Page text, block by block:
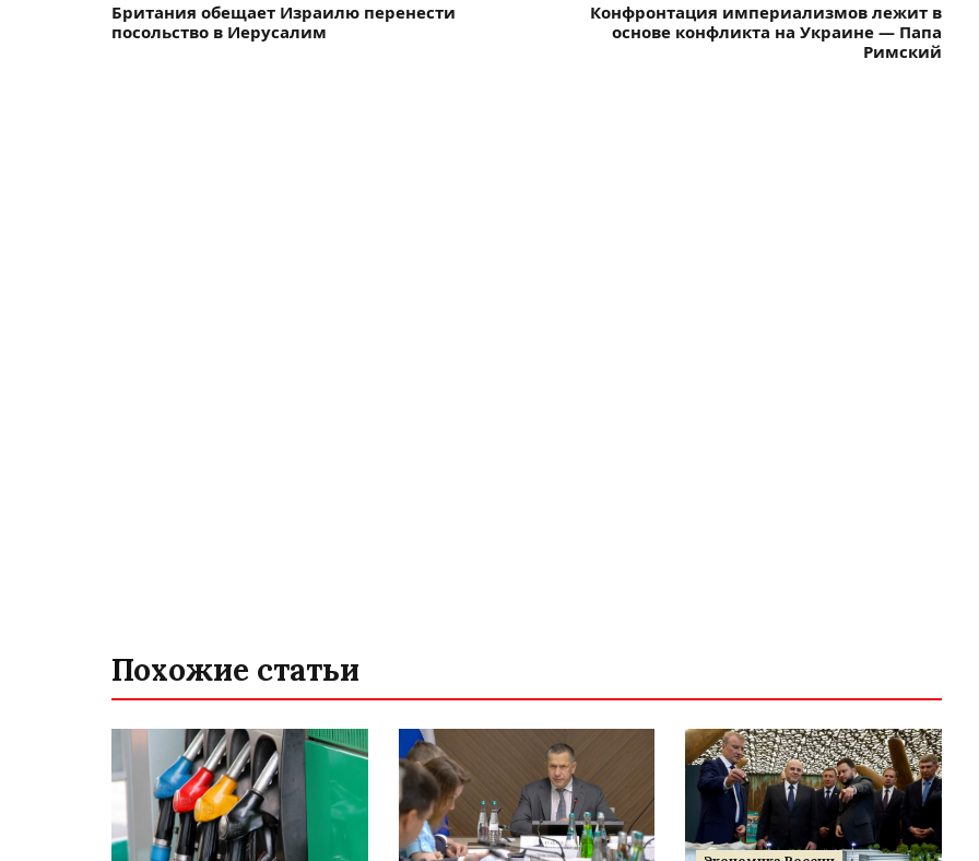
Британия обещает Израилю перенести
посольство в Иерусалим
Конфронтация империализмов лежит в
основе конфликта на Украине — Папа
Римский
Похожие статьи